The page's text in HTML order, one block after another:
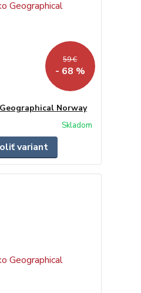
59 €
- 68 %
Norway
Skladom
variant